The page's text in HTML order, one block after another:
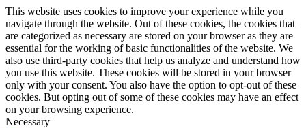
This website uses cookies to improve your experience while you
navigate through the website. Out of these cookies, the cookies that
are categorized as necessary are stored on your browser as they are
essential for the working of basic functionalities of the website. We
also use third-party cookies that help us analyze and understand how
you use this website. These cookies will be stored in your browser
only with your consent. You also have the option to opt-out of these
cookies. But opting out of some of these cookies may have an effect
on your browsing experience.
Necessary